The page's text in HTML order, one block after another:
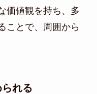
価値観を持ち、多
ことで、周囲から
れる